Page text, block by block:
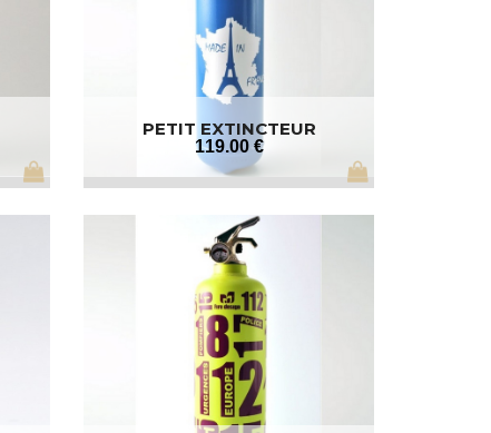
PETIT EXTINCTEUR
119.00 €